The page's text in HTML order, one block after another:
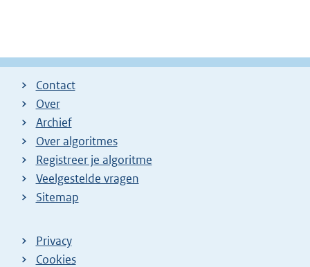
Contact
Over
Archief
Over algoritmes
Registreer je algoritme
Veelgestelde vragen
Sitemap
Privacy
Cookies